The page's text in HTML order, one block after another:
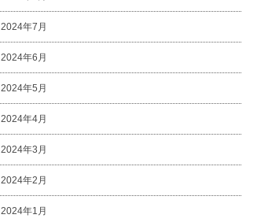
2024年7月
2024年6月
2024年5月
2024年4月
2024年3月
2024年2月
2024年1月